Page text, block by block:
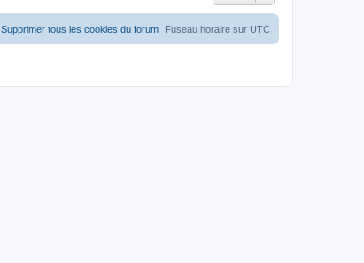
Fuseau horaire sur UTC
Supprimer tous les cookies du forum